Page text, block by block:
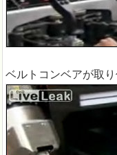
ベルトコンベアが取